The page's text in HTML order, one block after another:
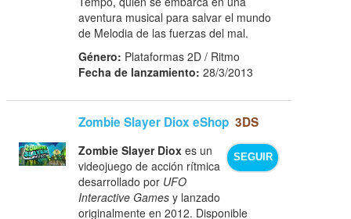
aventura musical para salvar el mundo
de Melodia de las fuerzas del mal.
Género: Plataformas 2D / Ritmo
Fecha de lanzamiento: 28/3/2013
Zombie Slayer Diox eShop 3DS
SEGUIR
Zombie Slayer Diox es un
videojuego de acción rítmica
desarrollado por UFO
Interactive Games y lanzado
originalmente en 2012. Disponible